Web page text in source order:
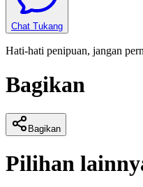
Chat Tukang
Hati-hati penipuan, jangan
Bagikan
Bagikan
Pilihan